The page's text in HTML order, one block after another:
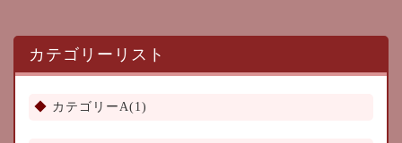
カテゴリーリスト
カテゴリーA(1)